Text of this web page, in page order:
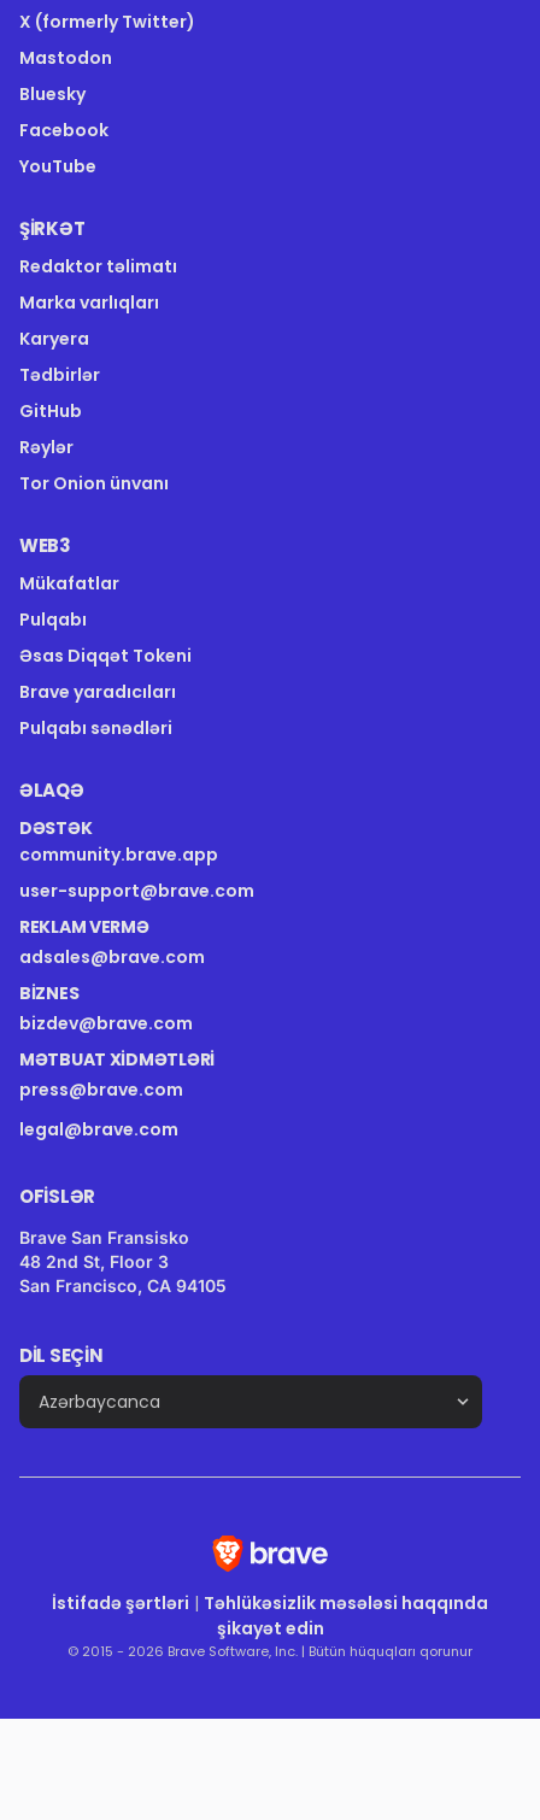
X (formerly Twitter)
Mastodon
Bluesky
Facebook
YouTube
ŞIRKƏT
Redaktor təlimatı
Marka varlıqları
Karyera
Tədbirlər
GitHub
Rəylər
Tor Onion ünvanı
WEB3
Mükafatlar
Pulqabı
Əsas Diqqət Tokeni
Brave yaradıcıları
Pulqabı sənədləri
ƏLAQƏ
DƏSTƏK
community.brave.app
user-support@brave.com
REKLAM VERMƏ
adsales@brave.com
BIZNES
bizdev@brave.com
MƏTBUAT XIDMƏTLƏRI
press@brave.com
legal@brave.com
OFISLƏR
Brave San Fransisko
48 2nd St, Floor 3
San Francisco, CA 94105
DIL SEÇIN
İstifadə şərtləri | Təhlükəsizlik məsələsi haqqında
şikayət edin
© 2015 - 2026 Brave Software, Inc. | Bütün hüquqları qorunur